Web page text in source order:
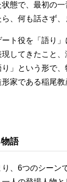
態で、最初の一
、何も話さず
ト役を「語り」
してきたこと
」という形で
家である稲尾
語
、6つのシーン